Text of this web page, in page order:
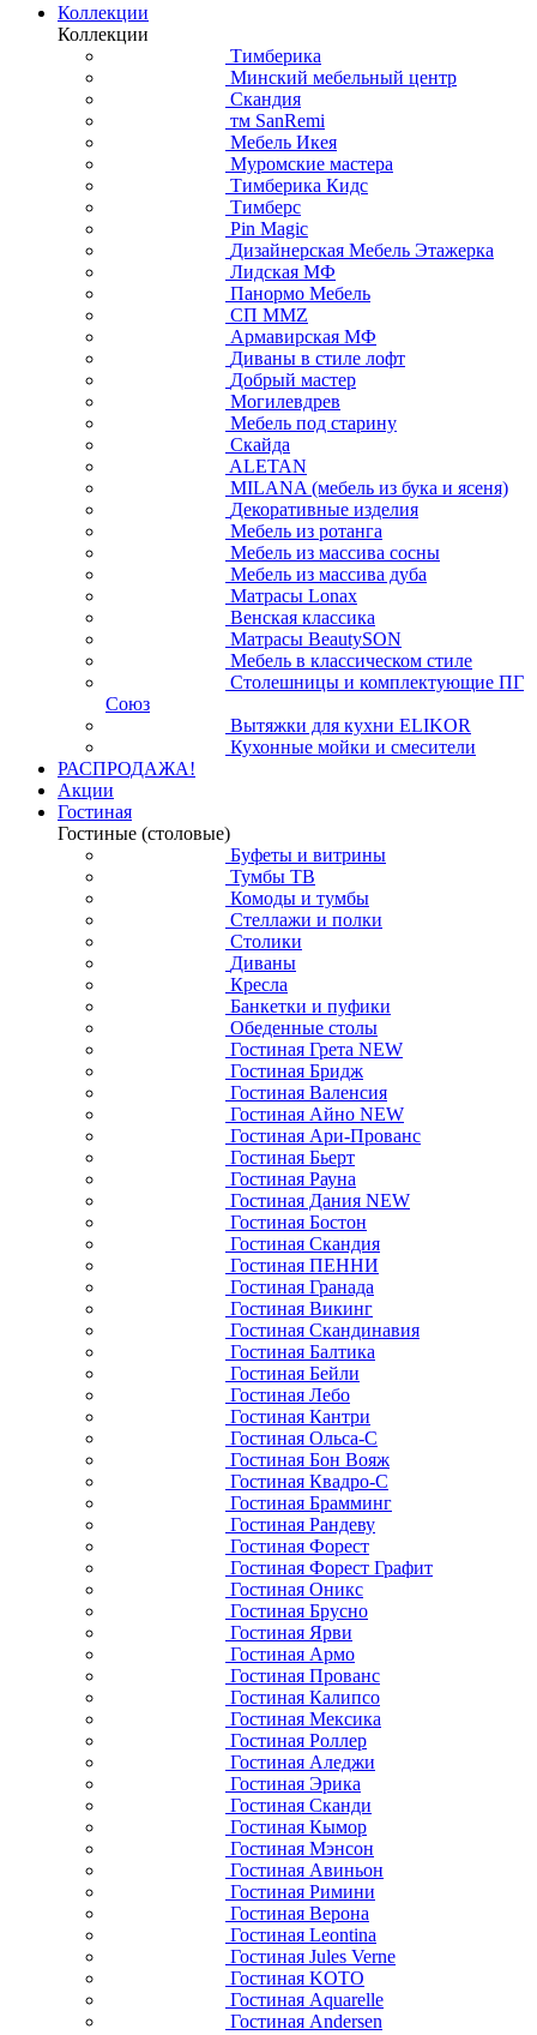
Коллекции
Коллекции
Тимберика
Минский мебельный центр
Скандия
тм SanRemi
Мебель Икея
Муромские мастера
Тимберика Кидс
Тимберс
Pin Magic
Дизайнерская Мебель Этажерка
Лидская МФ
Панормо Мебель
СП ММZ
Армавирская МФ
Диваны в стиле лофт
Добрый мастер
Могилевдрев
Мебель под старину
Скайда
ALETAN
MILANA (мебель из бука и ясеня)
Декоративные изделия
Мебель из ротанга
Мебель из массива сосны
Мебель из массива дуба
Матрасы Lonax
Венская классика
Матрасы BeautySON
Мебель в классическом стиле
Столешницы и комплектующие ПГ
Союз
Вытяжки для кухни ELIKOR
Кухонные мойки и смесители
РАСПРОДАЖА!
Акции
Гостиная
Гостиные (столовые)
Буфеты и витрины
Тумбы ТВ
Комоды и тумбы
Стеллажи и полки
Столики
Диваны
Кресла
Банкетки и пуфики
Обеденные столы
Гостиная Грета NEW
Гостиная Бридж
Гостиная Валенсия
Гостиная Айно NEW
Гостиная Ари-Прованс
Гостиная Бьерт
Гостиная Рауна
Гостиная Дания NEW
Гостиная Бостон
Гостиная Скандия
Гостиная ПЕННИ
Гостиная Гранада
Гостиная Викинг
Гостиная Скандинавия
Гостиная Балтика
Гостиная Бейли
Гостиная Лебо
Гостиная Кантри
Гостиная Ольса-С
Гостиная Бон Вояж
Гостиная Квадро-С
Гостиная Брамминг
Гостиная Рандеву
Гостиная Форест
Гостиная Форест Графит
Гостиная Оникс
Гостиная Брусно
Гостиная Ярви
Гостиная Армо
Гостиная Прованс
Гостиная Калипсо
Гостиная Мексика
Гостиная Роллер
Гостиная Аледжи
Гостиная Эрика
Гостиная Сканди
Гостиная Кымор
Гостиная Мэнсон
Гостиная Авиньон
Гостиная Римини
Гостиная Верона
Гостиная Leontina
Гостиная Jules Verne
Гостиная KOTO
Гостиная Aquarelle
Гостиная Andersen